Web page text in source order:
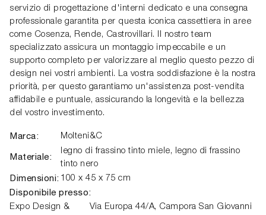
servizio di progettazione d'interni dedicato e una consegna
professionale garantita per questa iconica cassettiera in aree
come Cosenza, Rende, Castrovillari. Il nostro team
specializzato assicura un montaggio impeccabile e un
supporto completo per valorizzare al meglio questo pezzo di
design nei vostri ambienti. La vostra soddisfazione è la nostra
priorità, per questo garantiamo un'assistenza post-vendita
affidabile e puntuale, assicurando la longevità e la bellezza
del vostro investimento.
Marca: Molteni&C
Materiale:
legno di frassino tinto miele, legno di frassino
tinto nero
Dimensioni: 100 x 45 x 75 cm
Disponibile presso:
Expo Design &
Via Europa 44/A, Campora San Giovanni